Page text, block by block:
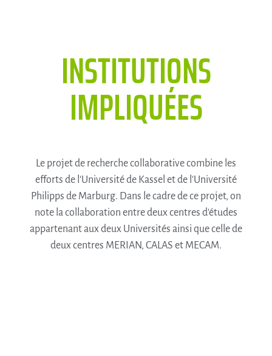
INSTITUTIONS
IMPLIQUÉES
Le projet de recherche collaborative combine les
efforts de l'Université de Kassel et de l'Université
Philipps de Marburg. Dans le cadre de ce projet, on
note la collaboration entre deux centres d'études
appartenant aux deux Universités ainsi que celle de
deux centres MERIAN, CALAS et MECAM.